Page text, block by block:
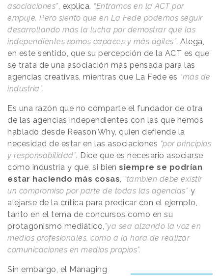
asociaciones”, explica. “Entramos en la ACT por
empuje. Pero siento que en La Fede podemos seguir
desarrollando más la lucha por demostrar que las
independientes somos capaces y más ágiles”. Alega,
en este sentido, que su percepción de la ACT es que
se trata de una asociación más pensada para las
agencias creativas, mientras que La Fede es “más de
industria”.
Es una razón que no comparte el fundador de otra
de las agencias independientes con las que hemos
hablado desde Reason Why, quien defiende la
necesidad de estar en las asociaciones “por principios
y responsabilidad”. Dice que es necesario asociarse
como industria y que, si bien siempre se podrían
estar haciendo más cosas, “también debe existir
un compromiso por parte de todas las agencias” y
alejarse de la crítica para predicar con el ejemplo,
tanto en el tema de concursos como en su
protagonismo mediático, ”ya sea alzando la voz en
medios profesionales, como a la hora de realizar
comunicaciones en medios propios".
Sin embargo, el Managing